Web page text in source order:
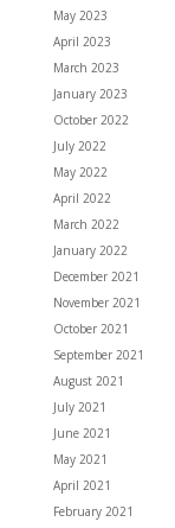
May 2023
April 2023
March 2023
January 2023
October 2022
July 2022
May 2022
April 2022
March 2022
January 2022
December 2021
November 2021
October 2021
September 2021
August 2021
July 2021
June 2021
May 2021
April 2021
February 2021